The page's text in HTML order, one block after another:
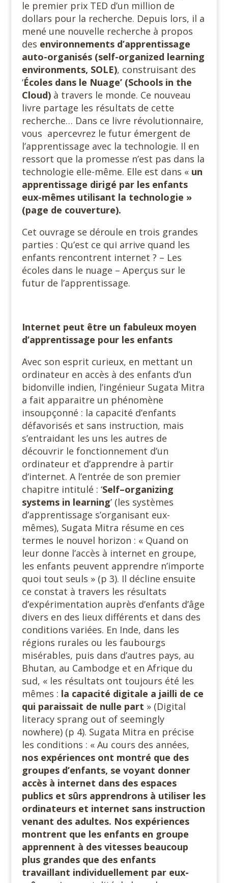
le premier prix TED d’un million de
dollars pour la recherche. Depuis lors, il a
mené une nouvelle recherche à propos
des environnements d’apprentissage
auto-organisés (self-organized learning
environments, SOLE), construisant des
‘Écoles dans le Nuage’ (Schools in the
Cloud)à travers le monde. Ce nouveau
livre partage les résultats de cette
recherche… Dans ce livre révolutionnaire,
vous apercevrez le futur émergent de
l’apprentissage avec la technologie. Il en
ressort que la promesse n’est pas dans la
technologie elle-même. Elle est dans « un
apprentissage dirigé par les enfants
eux-mêmes utilisant la technologie »
(page de couverture).
Cet ouvrage se déroule en trois grandes
parties : Qu’est ce qui arrive quand les
enfants rencontrent internet ? – Les
écoles dans le nuage – Aperçus sur le
futur de l’apprentissage.
Internet peut être un fabuleux moyen
d’apprentissage pour les enfants
Avec son esprit curieux, en mettant un
ordinateur en accès à des enfants d’un
bidonville indien, l’ingénieur Sugata Mitra
a fait apparaitre un phénomène
insoupçonné : la capacité d’enfants
défavorisés et sans instruction, mais
s’entraidant les uns les autres de
découvrir le fonctionnement d’un
ordinateur et d’apprendre à partir
d‘internet. A l’entrée de son premier
chapitre intitulé : ‘Self–organizing
systems in learning’ (les systèmes
d’apprentissage s’organisant eux-
mêmes), Sugata Mitra résume en ces
termes le nouvel horizon : « Quand on
leur donne l’accès à internet en groupe,
les enfants peuvent apprendre n’importe
quoi tout seuls » (p 3). Il décline ensuite
ce constat à travers les résultats
d’expérimentation auprès d’enfants d’âge
divers en des lieux différents et dans des
conditions variées. En Inde, dans les
régions rurales ou les faubourgs
misérables, puis dans d’autres pays, au
Bhutan, au Cambodge et en Afrique du
sud, « les résultats ont toujours été les
mêmes : la capacité digitale a jailli de ce
qui paraissait de nulle part » (Digital
literacy sprang out of seemingly
nowhere) (p 4). Sugata Mitra en précise
les conditions : « Au cours des années,
nos expériences ont montré que des
groupes d’enfants, se voyant donner
accès à internet dans des espaces
publics et sûrs apprendrons à utiliser les
ordinateurs et internet sans instruction
venant des adultes. Nos expériences
montrent que les enfants en groupe
apprennent à des vitesses beaucoup
plus grandes que des enfants
travaillant individuellement par eux-